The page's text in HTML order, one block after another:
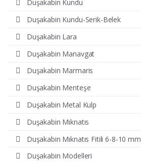
Duşakabin Kundu
Duşakabin Kundu-Serik-Belek
Duşakabin Lara
Duşakabin Manavgat
Duşakabin Marmaris
Duşakabin Menteşe
Duşakabin Metal Kulp
Duşakabin Mıknatıs
Duşakabin Mıknatıs Fitili 6-8-10 mm
Duşakabin Modelleri